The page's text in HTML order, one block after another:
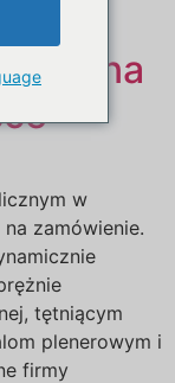
w
zamówienie.
tętniącym
plenerowym i
firmy